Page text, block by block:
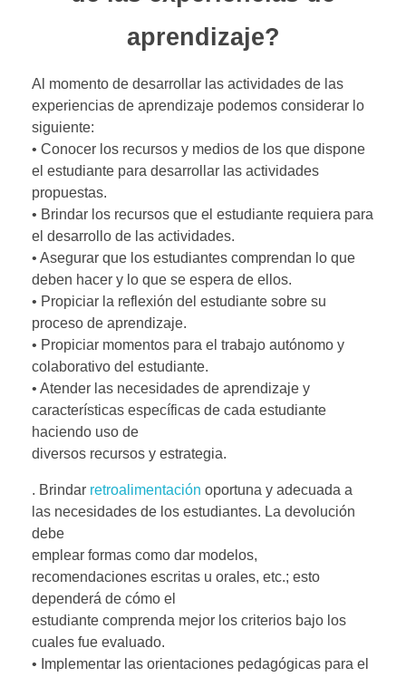
aprendizaje?
Al momento de desarrollar las actividades de las
experiencias de aprendizaje podemos considerar lo
siguiente:
• Conocer los recursos y medios de los que dispone
el estudiante para desarrollar las actividades
propuestas.
• Brindar los recursos que el estudiante requiera para
el desarrollo de las actividades.
• Asegurar que los estudiantes comprendan lo que
deben hacer y lo que se espera de ellos.
• Propiciar la reflexión del estudiante sobre su
proceso de aprendizaje.
• Propiciar momentos para el trabajo autónomo y
colaborativo del estudiante.
• Atender las necesidades de aprendizaje y
características específicas de cada estudiante
haciendo uso de
diversos recursos y estrategia.
. Brindar retroalimentación oportuna y adecuada a
las necesidades de los estudiantes. La devolución
debe
emplear formas como dar modelos,
recomendaciones escritas u orales, etc.; esto
dependerá de cómo el
estudiante comprenda mejor los criterios bajo los
cuales fue evaluado.
• Implementar las orientaciones pedagógicas para el